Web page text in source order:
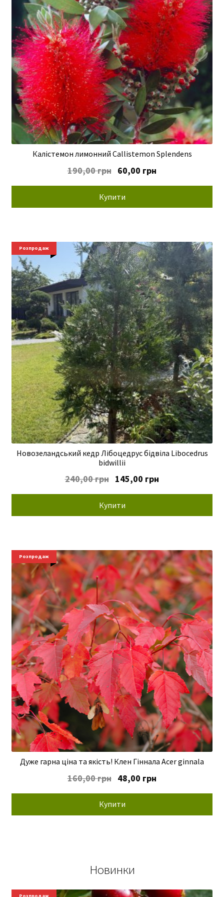
Калістемон лимонний Callistemon Splendens
190,00грн Оригінальна
190,00 грн.
60,00 грн
Купити
Новозеландський кедр Лібоцедрус бідвіла Libocedrus
bidwillii
Розпродаж
240,00грн Оригінальна
240,00 грн.
145,00 грн
Купити
Дуже гарна ціна та якість! Клен Гіннала Acer ginnala
Розпродаж
160,00грн Оригінальна
160,00 грн.
48,00 грн
Купити
Новинки